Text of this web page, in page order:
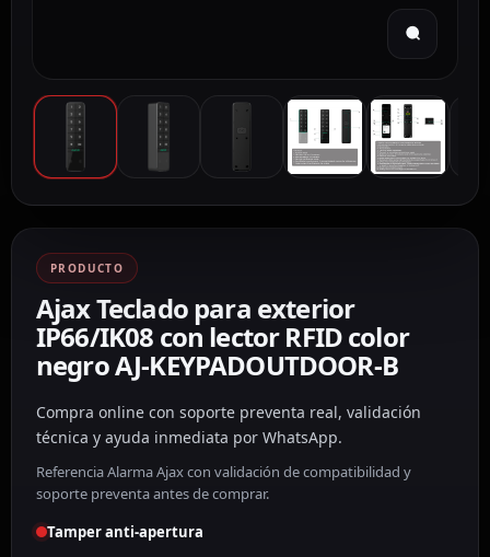
PRODUCTO
Ajax Teclado para exterior
IP66/IK08 con lector RFID color
negro AJ-KEYPADOUTDOOR-B
Compra online con soporte preventa real, validación
técnica y ayuda inmediata por WhatsApp.
Referencia Alarma Ajax con validación de compatibilidad y
soporte preventa antes de comprar.
Tamper anti-apertura